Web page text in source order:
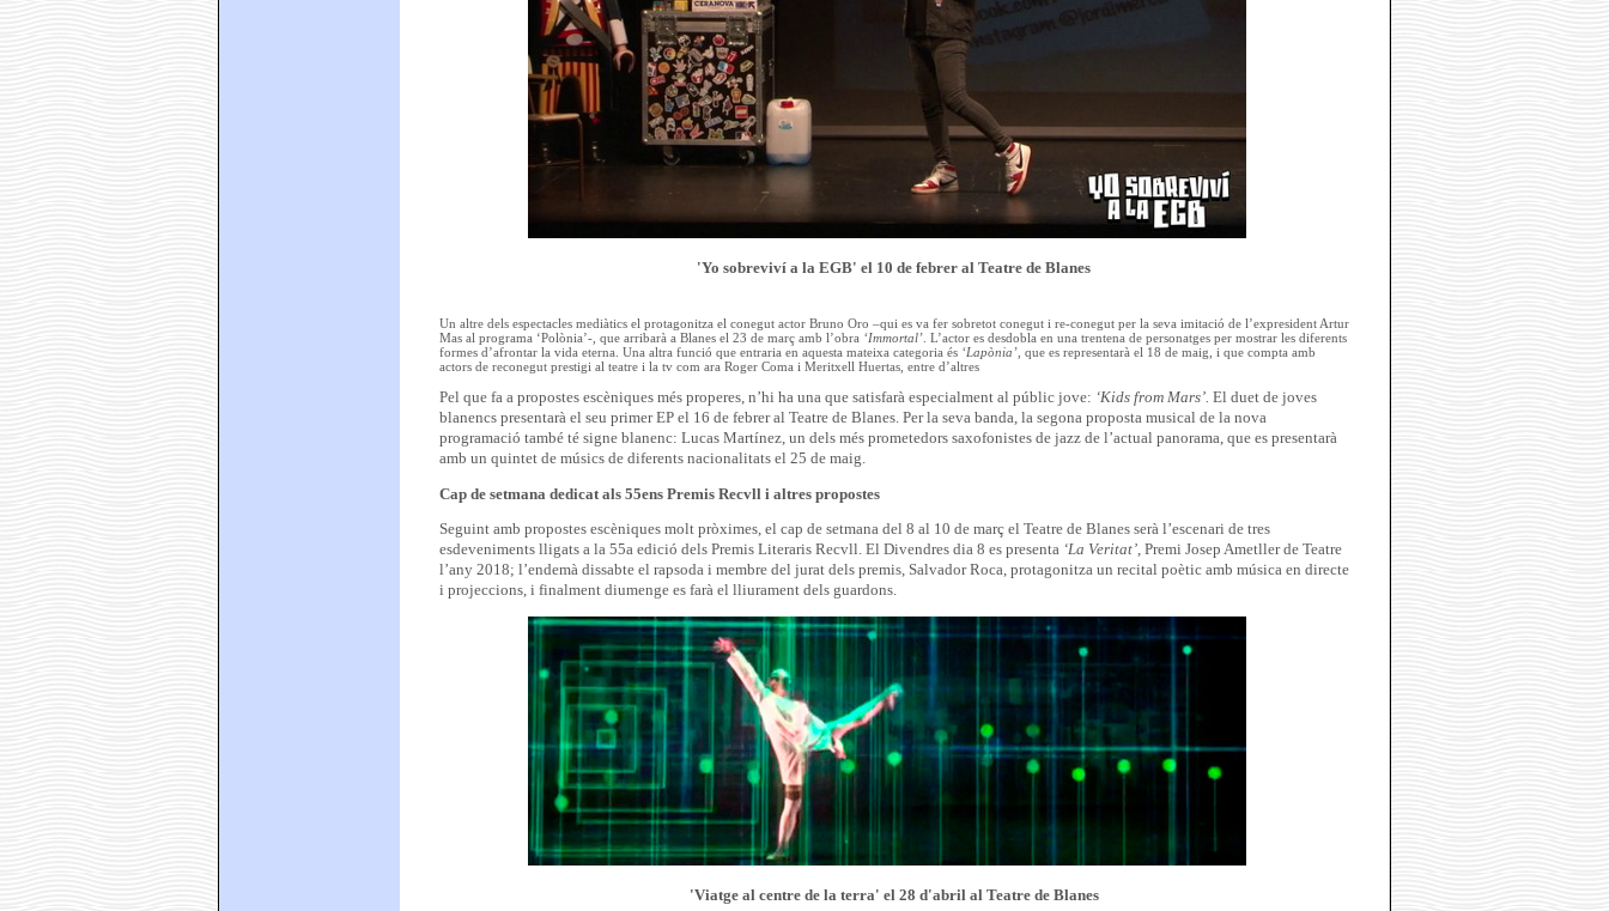
'Yo sobreviví a la EGB' el 10 de febrer al Teatre de Blanes
Un altre dels espectacles mediàtics el protagonitza el conegut actor Bruno Oro –qui es va fer sobretot conegut i re-conegut per la seva imitació de l’expresident Artur
Mas al programa ‘Polònia’-, que arribarà a Blanes el 23 de març amb l’obra ‘Immortal’. L’actor es desdobla en una trentena de personatges per mostrar les diferents
formes d’afrontar la vida eterna. Una altra funció que entraria en aquesta mateixa categoria és ‘Lapònia’, que es representarà el 18 de maig, i que compta amb
actors de reconegut prestigi al teatre i la tv com ara Roger Coma i Meritxell Huertas, entre d’altres
Pel que fa a propostes escèniques més properes, n’hi ha una que satisfarà especialment al públic jove: ‘Kids from Mars’. El duet de joves
blanencs presentarà el seu primer EP el 16 de febrer al Teatre de Blanes. Per la seva banda, la segona proposta musical de la nova
programació també té signe blanenc: Lucas Martínez, un dels més prometedors saxofonistes de jazz de l’actual panorama, que es presentarà
amb un quintet de músics de diferents nacionalitats el 25 de maig.
Cap de setmana dedicat als 55ens Premis Recvll i altres propostes
Seguint amb propostes escèniques molt pròximes, el cap de setmana del 8 al 10 de març el Teatre de Blanes serà l’escenari de tres
esdeveniments lligats a la 55a edició dels Premis Literaris Recvll. El Divendres dia 8 es presenta ‘La Veritat’, Premi Josep Ametller de Teatre
l’any 2018; l’endemà dissabte el rapsoda i membre del jurat dels premis, Salvador Roca, protagonitza un recital poètic amb música en directe
i projeccions, i finalment diumenge es farà el lliurament dels guardons.
'Viatge al centre de la terra' el 28 d'abril al Teatre de Blanes